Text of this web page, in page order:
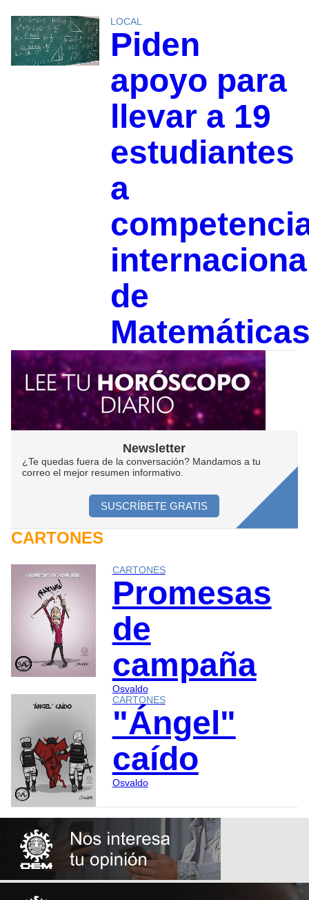
LOCAL
Piden
apoyo para
llevar a 19
estudiantes
a
de
Newsletter
¿Te quedas fuera de la conversación? Mandamos a tu
correo el mejor resumen informativo.
SUSCRÍBETE GRATIS
CARTONES
CARTONES
Promesas
de
campaña
Osvaldo
CARTONES
"Ángel"
caído
Osvaldo